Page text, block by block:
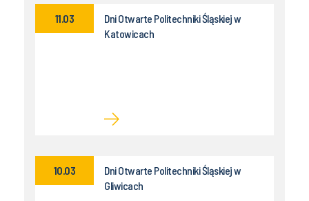
Dni Otwarte Politechniki Śląskiej w
Katowicach
11.03
Dni Otwarte Politechniki Śląskiej w
Gliwicach
10.03